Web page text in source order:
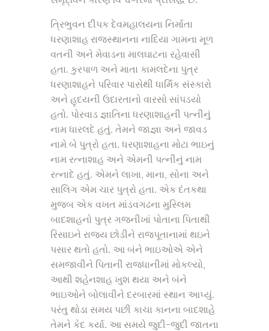
ત્રિભુવન દીપક દેવમહાલયના નિર્માતા
ધરણાશાહ રાજસ્થાનના નાદિયા ગામના મૂળ
વતની અને મેવાડના માલઘાટના રહેવાસી
હતા. કુરપાળ અને માતા કામલદેના પુત્ર
ધરણાશાહને પરિવાર પાસેથી ધાર્મિક સંસ્કારો
અને હૃદયની ઉદારતાનો વારસો સાંપડયો
હતો. પોરવાડ જ્ઞાતિના ધરણાશાહની પત્નીનું
નામ ધારલદે હતું. તેમને જાજ્ઞા અને જાવડ
નામે બે પુત્રો હતા. ધરણાશાહના મોટા ભાઇનું
નામ રત્નાશાહ અને એમની પત્નીનું નામ
રત્નાદે હતું. એમને લાખા, માના, સોના અને
સાલિગ એમ ચાર પુત્રો હતા. એક દંતકથા
મુજબ એક વખત માંડવગઢના મુસ્લિમ
બાદશાહનો પુત્ર ગજનીખાં પોતાના પિતાથી
રિસાઇને રાજ્ય છોડીને રાજપૂતાનામાં થઇને
પસાર થતો હતો. આ બંને ભાઇઓએ એને
સમજાવીને પિતાની રાજધાનીમાં મોકલ્યો,
આથી શહેનશાહ ખુશ થયા અને બંને
ભાઇઓને બોલાવીને દરબારમાં સ્થાન આપ્યું.
પરંતુ થોડા સમય પછી કાચા કાનના બાદશાહે
તેમને કેદ કર્યા. આ સમયે જુદી-જુદી જાતના